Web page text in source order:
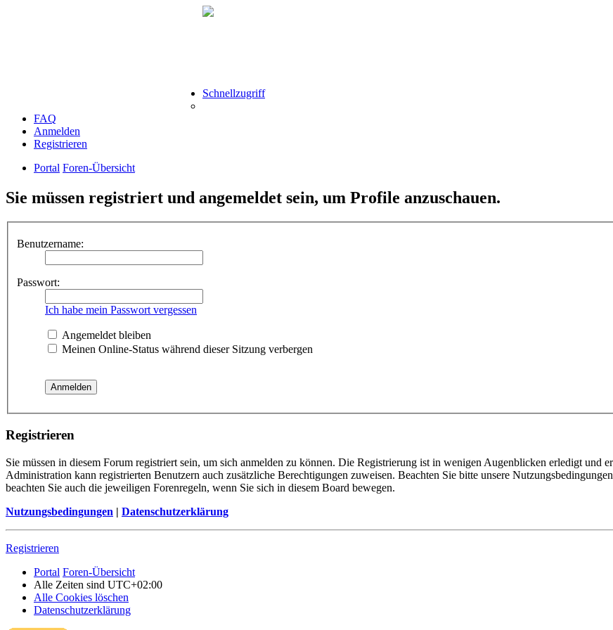
Schnellzugriff
FAQ
Anmelden
Registrieren
Portal Foren-Übersicht
Sie müssen registriert und angemeldet sein, um Profile anzuschauen.
Benutzername:
Passwort:
Ich habe mein Passwort vergessen
Angemeldet bleiben
Meinen Online-Status während dieser Sitzung verbergen
Registrieren
Sie müssen in diesem Forum registriert sein, um sich anmelden zu können. Die Registrierung ist in wenigen Augenblicken erledigt
Administration kann registrierten Benutzern auch zusätzliche Berechtigungen zuweisen. Beachten Sie bitte unsere
beachten Sie auch die jeweiligen Forenregeln, wenn Sie sich in diesem Board bewegen.
Nutzungsbedingungen | Datenschutzerklärung
Registrieren
Portal Foren-Übersicht
Alle Zeiten sind UTC+02:00
Alle Cookies löschen
Datenschutzerklärung